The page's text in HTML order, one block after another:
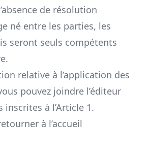
de résolution
né entre les parties, les
seront seuls compétents
relative à l’application des
pouvez joindre l’éditeur
inscrites à l’Article 1.
à l’accueil